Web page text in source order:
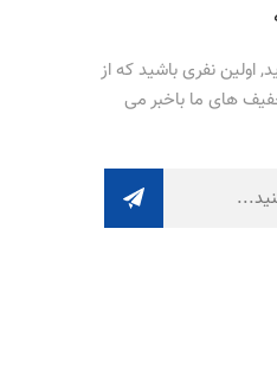
اولین نفری باشید که از
های ما باخبر می